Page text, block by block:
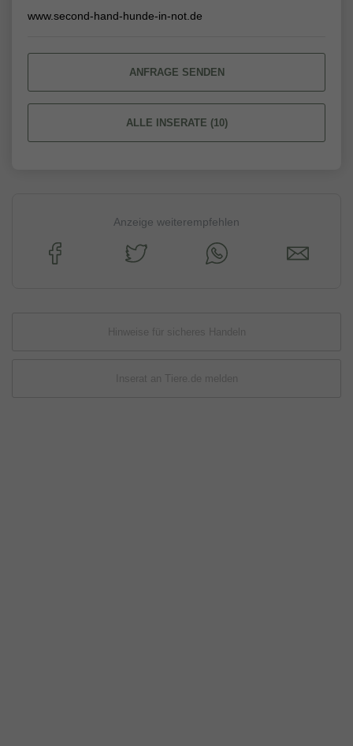
www.second-hand-hunde-in-not.de
ANFRAGE SENDEN
ALLE INSERATE (10)
Anzeige weiterempfehlen
Hinweise für sicheres Handeln
Inserat an Tiere.de melden